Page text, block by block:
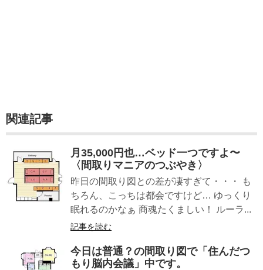
関連記事
月35,000円也…ベッド一つですよ〜
〈間取りマニアのつぶやき〉
昨日の間取り図との差が凄すぎて・・・ も
ちろん、こっちは都会ですけど… ゆっくり
眠れるのかなぁ 商魂たくましい！ ルーラ...
記事を読む
今日は普通？の間取り図で「住んだつ
もり脳内会議」中です。